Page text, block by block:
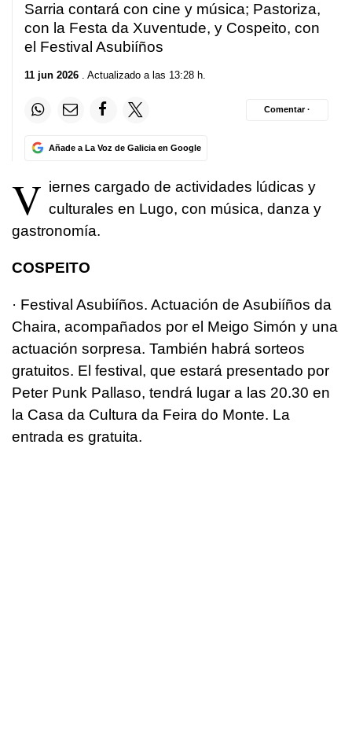
Sarria contará con cine y música; Pastoriza,
con la Festa da Xuventude, y Cospeito, con
el Festival Asubiíños
11 jun 2026 . Actualizado a las 13:28 h.
Añade a La Voz de Galicia en Google
Comentar ·
V iernes cargado de actividades lúdicas y
culturales en Lugo, con música, danza y
gastronomía.
COSPEITO
· Festival Asubiíños. Actuación de Asubiíños da
Chaira, acompañados por el Meigo Simón y una
actuación sorpresa. También habrá sorteos
gratuitos. El festival, que estará presentado por
Peter Punk Pallaso, tendrá lugar a las 20.30 en
la Casa da Cultura da Feira do Monte. La
entrada es gratuita.